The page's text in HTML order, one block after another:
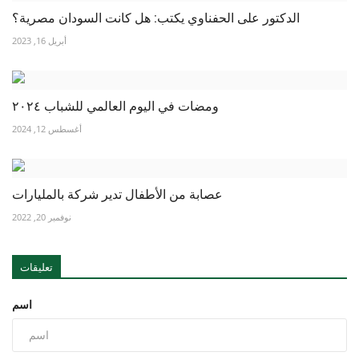
الدكتور على الحفناوي يكتب: هل كانت السودان مصرية؟
أبريل 16, 2023
ومضات في اليوم العالمي للشباب ٢٠٢٤
أغسطس 12, 2024
عصابة من الأطفال تدير شركة بالمليارات
نوفمبر 20, 2022
تعليقات
اسم